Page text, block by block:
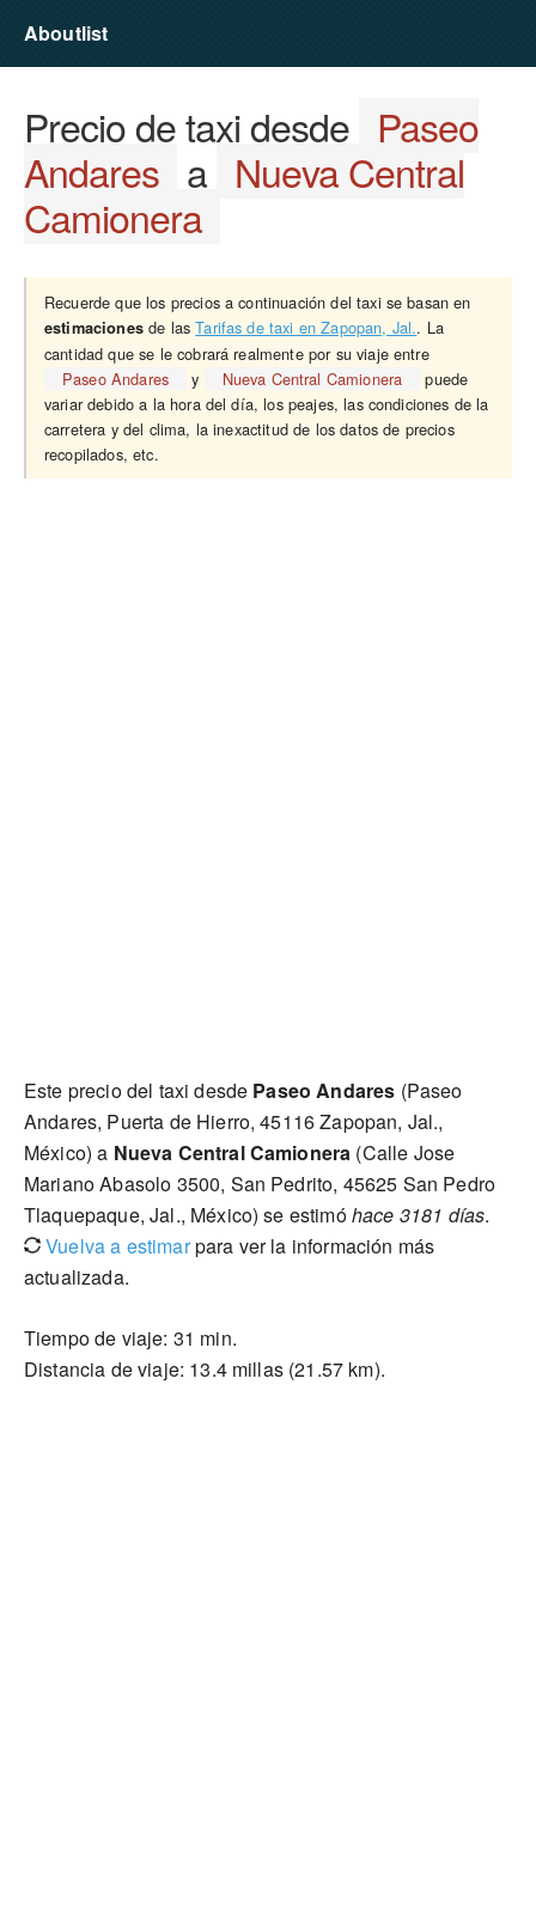
Aboutlist
Precio de taxi desde Paseo
Andares a Nueva Central
Camionera
Recuerde que los precios a continuación del taxi se basan en
estimacionesde lasTarifas de taxi en Zapopan, Jal.. La
cantidad que se le cobrará realmente por su viaje entre
Paseo Andares
y Nueva Central Camionera
puede
variar debido a la hora del día, los peajes, las condiciones de la
carretera y del clima, la inexactitud de los datos de precios
recopilados, etc.
Este precio del taxi desde Paseo Andares (Paseo
Andares, Puerta de Hierro, 45116 Zapopan, Jal.,
México) a Nueva Central Camionera (Calle Jose
Mariano Abasolo 3500, San Pedrito, 45625 San Pedro
Tlaquepaque, Jal., México) se estimóhace 3181 días.
Vuelva a estimarpara ver la información más
actualizada.
Tiempo de viaje: 31 min.
Distancia de viaje: 13.4 millas (21.57 km).